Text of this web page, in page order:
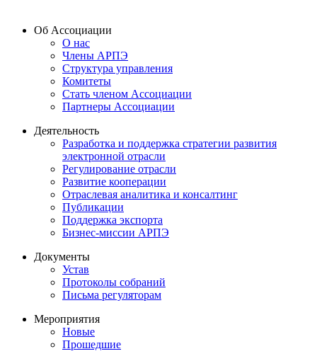
Об Ассоциации
О нас
Члены АРПЭ
Структура управления
Комитеты
Стать членом Ассоциации
Партнеры Ассоциации
Деятельность
Разработка и поддержка стратегии развития
электронной отрасли
Регулирование отрасли
Развитие кооперации
Отраслевая аналитика и консалтинг
Публикации
Поддержка экспорта
Бизнес-миссии АРПЭ
Документы
Устав
Протоколы собраний
Письма регуляторам
Мероприятия
Новые
Прошедшие